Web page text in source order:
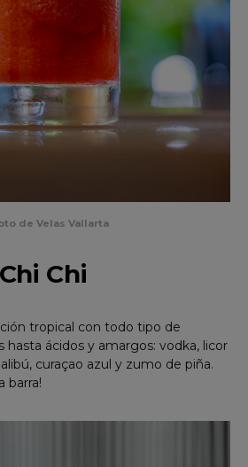
de Velas Vallarta
Chi
tropical con todo tipo de
hasta ácidos y amargos: vodka, licor
curaçao azul y zumo de piña.
barra!